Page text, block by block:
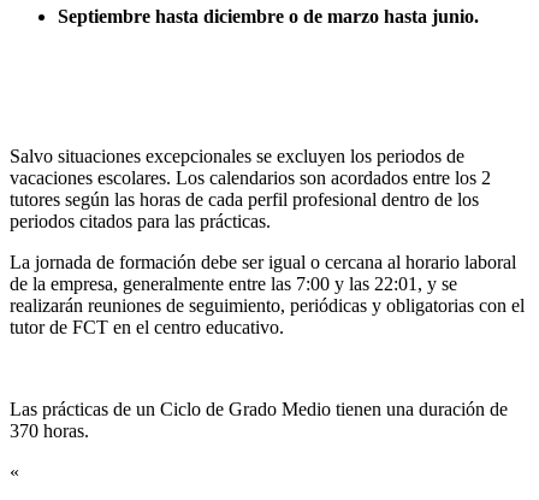
Septiembre hasta diciembre o de marzo hasta junio.
Salvo situaciones excepcionales se excluyen los periodos de
vacaciones escolares. Los calendarios son acordados entre los 2
tutores según las horas de cada perfil profesional dentro de los
periodos citados para las prácticas.
La jornada de formación debe ser igual o cercana al horario laboral
de la empresa, generalmente entre las 7:00 y las 22:01, y se
realizarán reuniones de seguimiento, periódicas y obligatorias con el
tutor de FCT en el centro educativo.
Las prácticas de un Ciclo de Grado Medio tienen una duración de
370 horas.
«